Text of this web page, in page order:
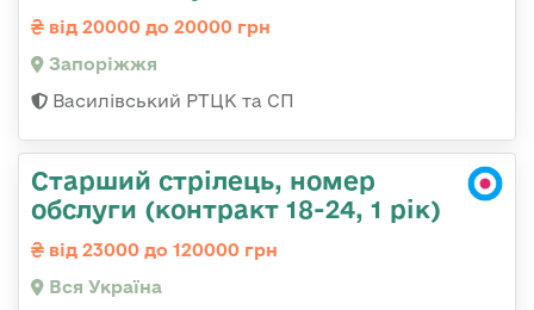
від 20000 до 20000 грн
Запоріжжя
Василівський РТЦК та СП
Старший стрілець, номер
обслуги (контракт 18-24, 1 рік)
від 23000 до 120000 грн
Вся Україна